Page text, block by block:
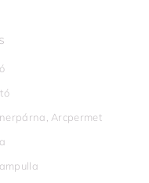
Arcpermet